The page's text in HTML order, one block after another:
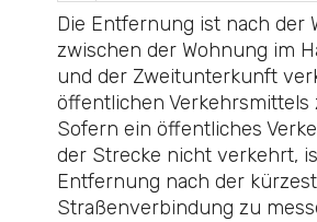
Die Entfernung ist nach der
zwischen der Wohnung im
und der Zweitunterkunft
öffentlichen Verkehrsmittels
Sofern ein öffentliches
der Strecke nicht verkehrt,
Entfernung nach der
Straßenverbindung zu